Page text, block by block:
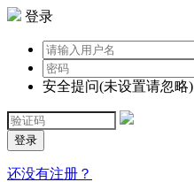
登录
安全提问(未设置请忽略)
登录
还没有注册？